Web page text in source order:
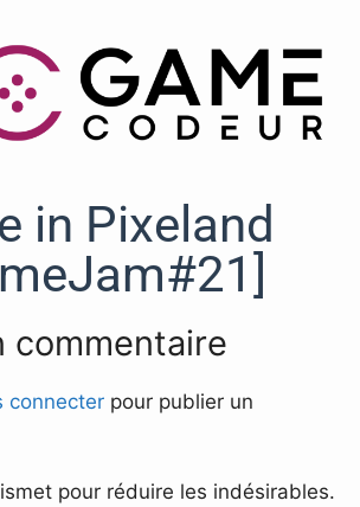
in Pixeland
commentaire
connecter pour publier un
pour réduire les indésirables.